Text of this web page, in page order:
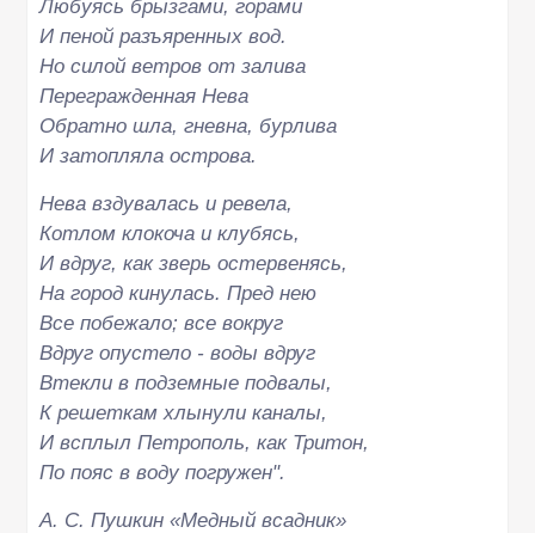
Любуясь брызгами, горами
И пеной разъяренных вод.
Но силой ветров от залива
Перегражденная Нева
Обратно шла, гневна, бурлива
И затопляла острова.
Нева вздувалась и ревела,
Котлом клокоча и клубясь,
И вдруг, как зверь остервенясь,
На город кинулась. Пред нею
Все побежало; все вокруг
Вдруг опустело - воды вдруг
Втекли в подземные подвалы,
К решеткам хлынули каналы,
И всплыл Петрополь, как Тритон,
По пояс в воду погружен".
А. С. Пушкин «Медный всадник»